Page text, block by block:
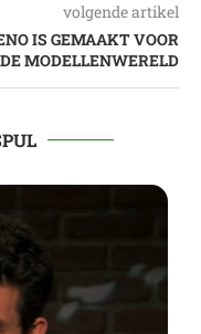
volgende artikel
IS GEMAAKT VOOR
DE MODELLENWERELD